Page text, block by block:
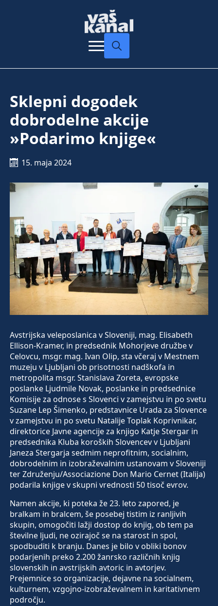
Sklepni dogodek
dobrodelne akcije
»Podarimo knjige«
15. maja 2024
Avstrijska veleposlanica v Sloveniji, mag. Elisabeth
Ellison-Kramer, in predsednik Mohorjeve družbe v
Celovcu, msgr. mag. Ivan Olip, sta včeraj v Mestnem
muzeju v Ljubljani ob prisotnosti nadškofa in
metropolita msgr. Stanislava Zoreta, evropske
poslanke Ljudmile Novak, poslanke in predsednice
Komisije za odnose s Slovenci v zamejstvu in po svetu
Suzane Lep Šimenko, predstavnice Urada za Slovence
v zamejstvu in po svetu Natalije Toplak Koprivnikar,
direktorice Javne agencije za knjigo Katje Stergar in
predsednika Kluba koroških Slovencev v Ljubljani
Janeza Stergarja sedmim neprofitnim, socialnim,
dobrodelnim in izobraževalnim ustanovam v Sloveniji
ter Združenju/Associazione Don Mario Cernet (Italija)
podarila knjige v skupni vrednosti 50 tisoč evrov.
Namen akcije, ki poteka že 23. leto zapored, je
bralkam in bralcem, še posebej tistim iz ranljivih
skupin, omogočiti lažji dostop do knjig, ob tem pa
številne ljudi, ne ozirajoč se na starost in spol,
spodbuditi k branju. Danes je bilo v obliki bonov
podarjenih preko 2.200 žanrsko različnih knjig
slovenskih in avstrijskih avtoric in avtorjev.
Prejemnice so organizacije, dejavne na socialnem,
kulturnem, vzgojno-izobraževalnem in karitativnem
področju.